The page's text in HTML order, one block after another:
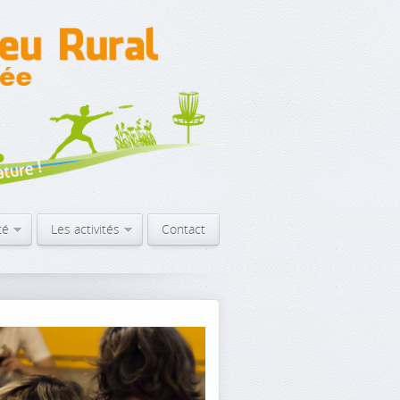
Les activités Contact